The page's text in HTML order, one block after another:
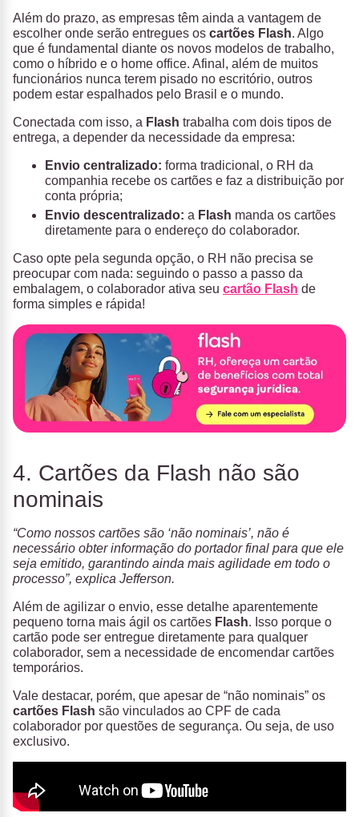
Além do prazo, as empresas têm ainda a vantagem de
escolher onde serão entregues os cartões Flash. Algo
que é fundamental diante os novos modelos de trabalho,
como o híbrido e o home office. Afinal, além de muitos
funcionários nunca terem pisado no escritório, outros
podem estar espalhados pelo Brasil e o mundo.
Conectada com isso, a Flash trabalha com dois tipos de
entrega, a depender da necessidade da empresa:
Envio centralizado: forma tradicional, o RH da
companhia recebe os cartões e faz a distribuição por
conta própria;
Envio descentralizado: a Flash manda os cartões
diretamente para o endereço do colaborador.
Caso opte pela segunda opção, o RH não precisa se
preocupar com nada: seguindo o passo a passo da
embalagem, o colaborador ativa seu cartão Flash de
forma simples e rápida!
4. Cartões da Flash não são
nominais
“Como nossos cartões são ‘não nominais’, não é
necessário obter informação do portador final para que ele
seja emitido, garantindo ainda mais agilidade em todo o
processo”, explica Jefferson.
Além de agilizar o envio, esse detalhe aparentemente
pequeno torna mais ágil os cartões Flash. Isso porque o
cartão pode ser entregue diretamente para qualquer
colaborador, sem a necessidade de encomendar cartões
temporários.
Vale destacar, porém, que apesar de “não nominais” os
cartões Flash são vinculados ao CPF de cada
colaborador por questões de segurança. Ou seja, de uso
exclusivo.